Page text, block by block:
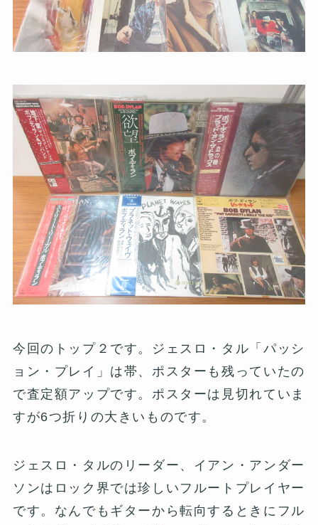
今回のトップ２です。ジェスロ・タル「パッシ
ョン・プレイ」は帯、ポスターも残っていたの
で査定額アップです。ポスターは見切れていま
すが6つ折りの大きいものです。
ジェスロ・タルのリーダー、イアン・アンダー
ソンはロック界では珍しいフルートプレイヤー
です。なんでもギターから転向するときにフル